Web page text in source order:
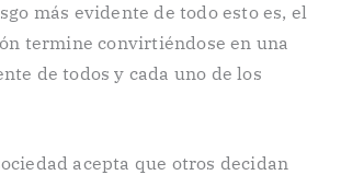
más evidente de todo esto es, el
termine convirtiéndose en una
de todos y cada uno de los
acepta que otros decidan